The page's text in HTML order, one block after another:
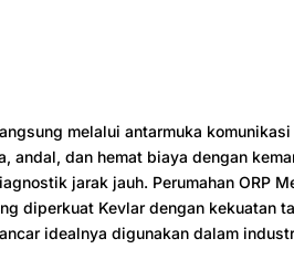
melalui antarmuka komunikasi
andal, dan hemat biaya dengan
jarak jauh. Perumahan ORP
diperkuat Kevlar dengan kekuatan
idealnya digunakan dalam